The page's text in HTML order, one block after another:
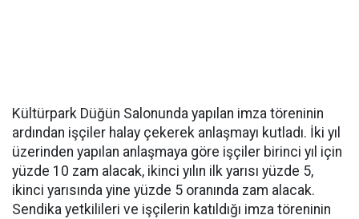
Kültürpark Düğün Salonunda yapılan imza töreninin
ardından işçiler halay çekerek anlaşmayı kutladı. İki yıl
üzerinden yapılan anlaşmaya göre işçiler birinci yıl için
yüzde 10 zam alacak, ikinci yılın ilk yarısı yüzde 5,
ikinci yarısında yine yüzde 5 oranında zam alacak.
Sendika yetkilileri ve işçilerin katıldığı imza töreninin